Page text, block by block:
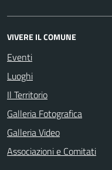
VIVERE IL COMUNE
Eventi
Luoghi
Il Territorio
Galleria Fotografica
Galleria Video
Associazioni e Comitati